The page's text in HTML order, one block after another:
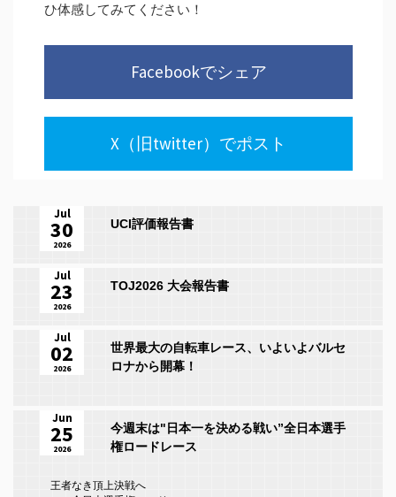
ひ体感してみてください！
Facebookでシェア
X（旧twitter）でポスト
UCI評価報告書
Jul
30
2026
TOJ2026 大会報告書
Jul
23
2026
世界最大の自転車レース、いよいよバルセ
ロナから開幕！
Jul
02
2026
今週末は"日本一を決める戦い”全日本選手
権ロードレース
王者なき頂上決戦へ
Jun
25
2026